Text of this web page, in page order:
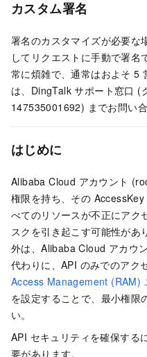
カスタム署名
署名のカスタマイズが必要な
してリクエストに手動で署
常に煩雑で、通常はおよそ 5
は、DingTalk サポート窓口 (
147535001692) までお問い合
はじめに
Alibaba Cloud アカウント
権限を持ち、その
べてのリソースが不正にアク
スクを引き起こす可能性があ
外は、Alibaba Cloud アカウ
代わりに、API のみでのアク
Access Management (RAM)
を設定することで、最小権限
い。
API セキュリティを確保する
要があります。